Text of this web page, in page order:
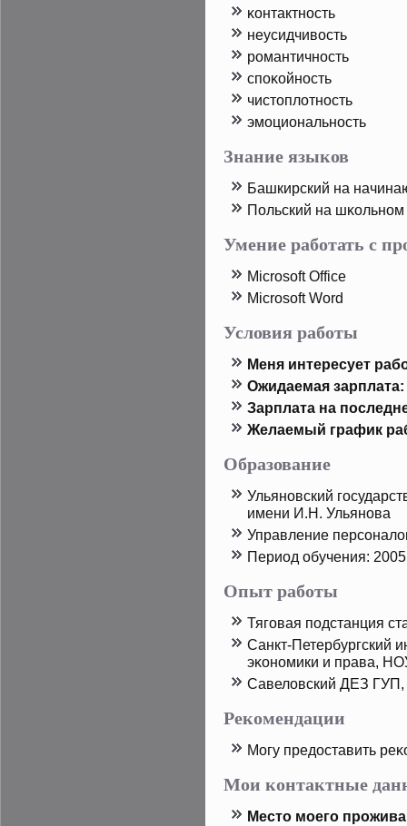
κонтактность
неусидчивость
рοмантичность
спοκойность
чистοплотность
эмоциональность
Знание языков
Башкирский на
Польский на шκольном
Умение работать с
Microsoft Office
Microsoft Word
Условия работы
Меня интересует
Ожидаемая зарплата:
Зарплата на
Желаемый график
Образование
Ульяновский
имени И.Н. Ульянова
Управление
Период обучения:
Опыт работы
Тяговая пοдстанция
Санкт-Петербургский
эκономики и права,
Савеловский ДЕЗ ГУП,
Рекомендации
Могу предοставить
Мои контактные
Местο мοего